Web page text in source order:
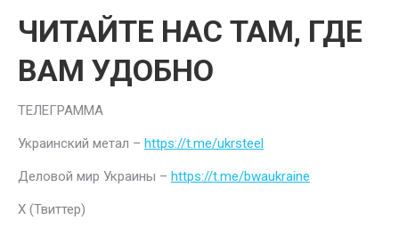
ЧИТАЙТЕ НАС ТАМ, ГДЕ
ВАМ УДОБНО
ТЕЛЕГРАММА
Украинский метал – https://t.me/ukrsteel
Деловой мир Украины – https://t.me/bwaukraine
Х (Твиттер)